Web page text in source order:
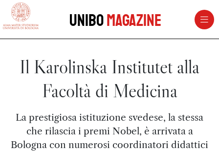
vai al contenuto della pagina
UniboMagazine
Il Karolinska Institutet alla
Facoltà di Medicina
La prestigiosa istituzione svedese, la stessa
che rilascia i premi Nobel, è arrivata a
Bologna con numerosi coordinatori didattici